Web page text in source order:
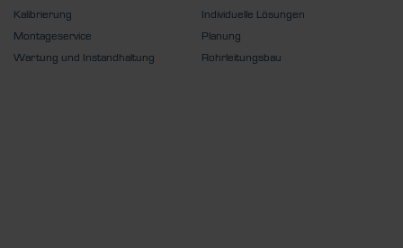
Kalibrierung
Montageservice
Wartung und Instandhaltung
Individuelle Lösungen
Planung
Rohrleitungsbau